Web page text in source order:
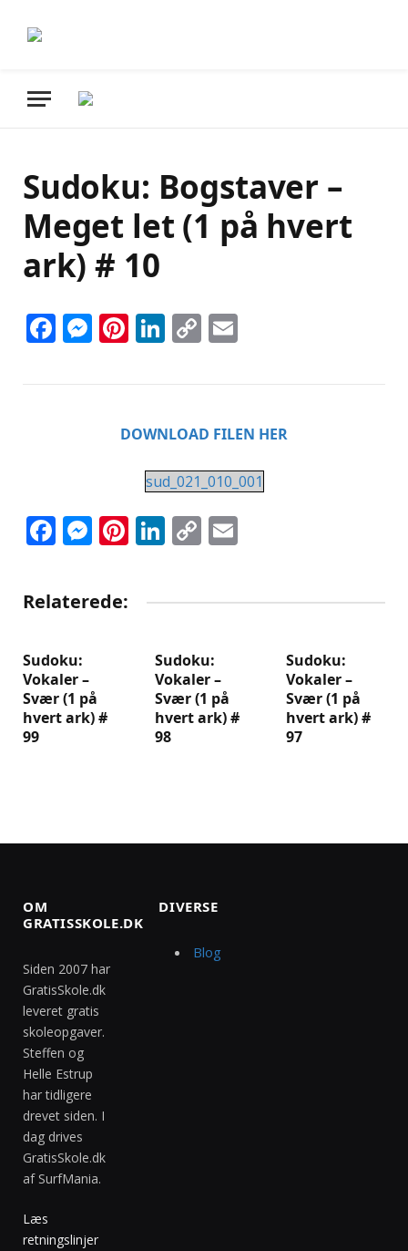
Sudoku: Bogstaver –
Meget let (1 på hvert
ark) # 10
Facebook
Messenger
Pinterest
LinkedIn
Copy
DOWNLOAD FILEN HER
sud_021_010_001
Facebook
Messenger
Pinterest
LinkedIn
Copy
Relaterede:
Sudoku:
Vokaler –
Svær (1 på
hvert ark) #
99
Sudoku:
Vokaler –
Svær (1 på
hvert ark) #
98
Sudoku:
Vokaler –
Svær (1 på
hvert ark) #
97
OM
GRATISSKOLE.DK
Siden 2007 har
GratisSkole.dk
leveret gratis
skoleopgaver.
Steffen og
Helle Estrup
har tidligere
drevet siden. I
dag drives
GratisSkole.dk
af SurfMania.
Læs
retningslinjer
DIVERSE
Blog